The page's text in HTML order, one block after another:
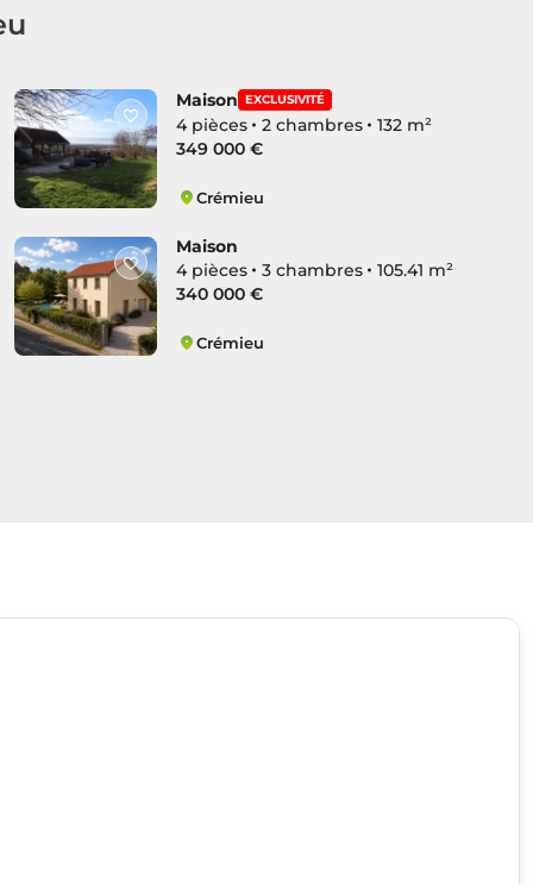
Maison EXCLUSIVITÉ
4 pièces 2 chambres
132 m²
349 000 €
Crémieu
Maison
4 pièces
3 chambres
105.41 m²
340 000 €
Crémieu